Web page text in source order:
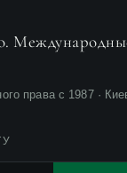
в отношении
финансовой
и государством
в сфере
права с 1987 ·